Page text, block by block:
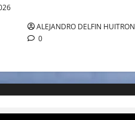
ALEJANDRO DELFIN HUITRON
0